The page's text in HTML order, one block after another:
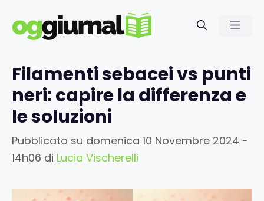
contenuto
Filamenti sebacei vs punti
neri: capire la differenza e
le soluzioni
Pubblicato su domenica 10 Novembre 2024 -
14h06 di Lucia Vischerelli